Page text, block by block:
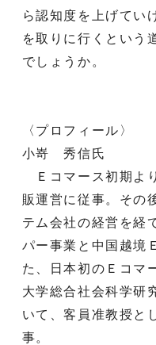
ら認知度を上げてい
を取りに行くという
でしょうか。
〈プロフィール〉
小嵜 秀信氏
Ｅコマース初期よ
販運営に従事。その
テム会社の経営を経
パー事業と中国越境
た、日本初のＥコマ
大学総合社会科学研
いて、客員准教授と
事。